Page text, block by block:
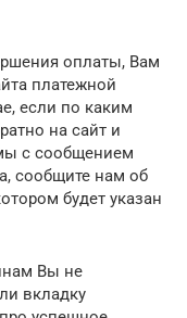
оплаты, Вам
платежной
если по каким
на сайт и
с сообщением
сообщите нам об
будет указан
Вы не
вкладку